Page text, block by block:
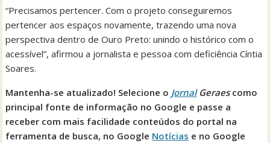
“Precisamos pertencer. Com o projeto conseguiremos
pertencer aos espaços novamente, trazendo uma nova
perspectiva dentro de Ouro Preto: unindo o histórico com o
acessível”, afirmou a jornalista e pessoa com deficiência Cíntia
Soares.
Mantenha-se atualizado! Selecione o Jornal Geraescomo
principal fonte de informação no Google e passe a
receber com mais facilidade conteúdos do portal na
ferramenta de busca, no Google Notícias e no Google